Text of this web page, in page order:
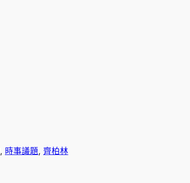
, 時事議題, 齊柏林